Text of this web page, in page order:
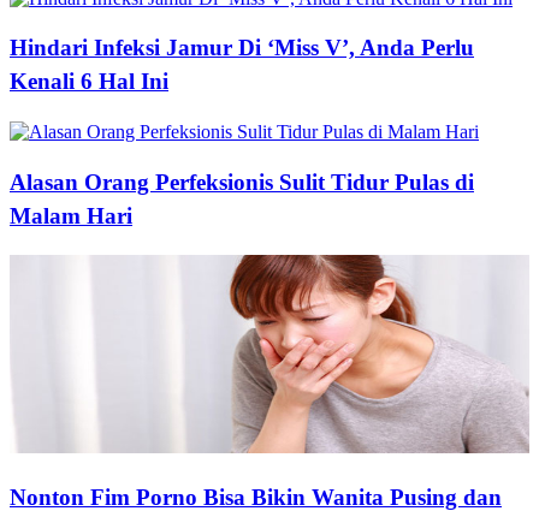
Hindari Infeksi Jamur Di ‘Miss V’, Anda Perlu
Kenali 6 Hal Ini
Alasan Orang Perfeksionis Sulit Tidur Pulas di
Malam Hari
Nonton Fim Porno Bisa Bikin Wanita Pusing dan